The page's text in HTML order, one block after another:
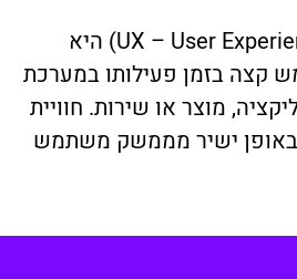
חוויית משתמש (UX – User Experience) היא
קצה בזמן פעילותו במערכת
מוצר או שירות. חוויית
ישיר מממשק משתמש